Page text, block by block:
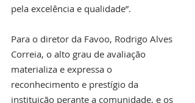
pela excelência e qualidade”.
Para o diretor da Favoo, Rodrigo Alves
Correia, o alto grau de avaliação
materializa e expressa o
reconhecimento e prestígio da
instituição perante a comunidade, e os